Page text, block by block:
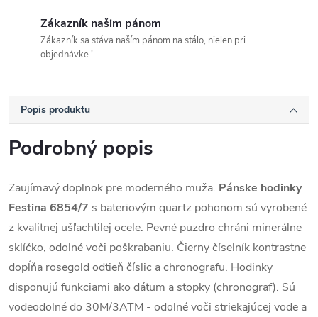
Zákazník našim pánom
Zákazník sa stáva naším pánom na stálo, nielen pri
objednávke !
Popis produktu
Podrobný popis
Zaujímavý doplnok pre moderného muža. Pánske hodinky
Festina 6854/7 s bateriovým quartz pohonom sú vyrobené
z kvalitnej ušľachtilej ocele. Pevné puzdro chráni minerálne
sklíčko, odolné voči poškrabaniu. Čierny číselník kontrastne
dopĺňa rosegold odtieň číslic a chronografu. Hodinky
disponujú funkciami ako dátum a stopky (chronograf). Sú
vodeodolné do 30M/3ATM - odolné voči striekajúcej vode a